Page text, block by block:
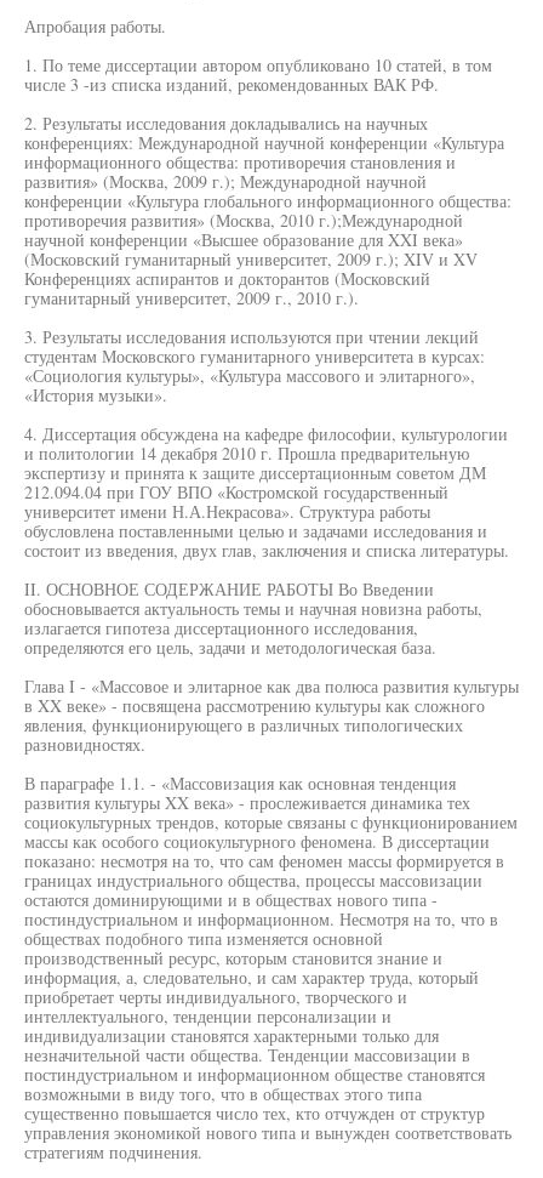
Апробация работы.
1. По теме диссертации автором опубликовано 10 статей, в том
числе 3 -из списка изданий, рекомендованных ВАК РФ.
2. Результаты исследования докладывались на научных
конференциях: Международной научной конференции «Культура
информационного общества: противоречия становления и
развития» (Москва, 2009 г.); Международной научной
конференции «Культура глобального информационного общества:
противоречия развития» (Москва, 2010 г.);Международной
научной конференции «Высшее образование для XXI века»
(Московский гуманитарный университет, 2009 г.); XIV и XV
Конференциях аспирантов и докторантов (Московский
гуманитарный университет, 2009 г., 2010 г.).
3. Результаты исследования используются при чтении лекций
студентам Московского гуманитарного университета в курсах:
«Социология культуры», «Культура массового и элитарного»,
«История музыки».
4. Диссертация обсуждена на кафедре философии, культурологии
и политологии 14 декабря 2010 г. Прошла предварительную
экспертизу и принята к защите диссертационным советом ДМ
212.094.04 при ГОУ ВПО «Костромской государственный
университет имени Н.А.Некрасова». Структура работы
обусловлена поставленными целью и задачами исследования и
состоит из введения, двух глав, заключения и списка литературы.
II. ОСНОВНОЕ СОДЕРЖАНИЕ РАБОТЫ Во Введении
обосновывается актуальность темы и научная новизна работы,
излагается гипотеза диссертационного исследования,
определяются его цель, задачи и методологическая база.
Глава I - «Массовое и элитарное как два полюса развития культуры
в XX веке» - посвящена рассмотрению культуры как сложного
явления, функционирующего в различных типологических
разновидностях.
В параграфе 1.1. - «Массовизация как основная тенденция
развития культуры XX века» - прослеживается динамика тех
социокультурных трендов, которые связаны с функционированием
массы как особого социокультурного феномена. В диссертации
показано: несмотря на то, что сам феномен массы формируется в
границах индустриального общества, процессы массовизации
остаются доминирующими и в обществах нового типа -
постиндустриальном и информационном. Несмотря на то, что в
обществах подобного типа изменяется основной
производственный ресурс, которым становится знание и
информация, а, следовательно, и сам характер труда, который
приобретает черты индивидуального, творческого и
интеллектуального, тенденции персонализации и
индивидуализации становятся характерными только для
незначительной части общества. Тенденции массовизации в
постиндустриальном и информационном обществе становятся
возможными в виду того, что в обществах этого типа
существенно повышается число тех, кто отчужден от структур
управления экономикой нового типа и вынужден соответствовать
стратегиям подчинения.